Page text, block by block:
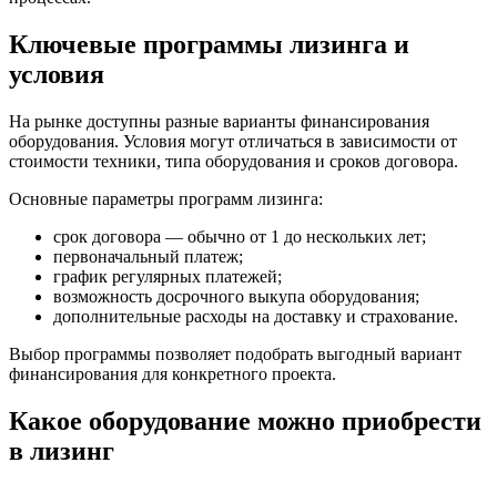
Ключевые программы лизинга и
условия
На рынке доступны разные варианты финансирования
оборудования. Условия могут отличаться в зависимости от
стоимости техники, типа оборудования и сроков договора.
Основные параметры программ лизинга:
срок договора — обычно от 1 до нескольких лет;
первоначальный платеж;
график регулярных платежей;
возможность досрочного выкупа оборудования;
дополнительные расходы на доставку и страхование.
Выбор программы позволяет подобрать выгодный вариант
финансирования для конкретного проекта.
Какое оборудование можно приобрести
в лизинг